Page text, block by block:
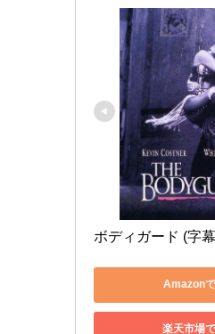
ボディガード (字
Amazon
楽天市場